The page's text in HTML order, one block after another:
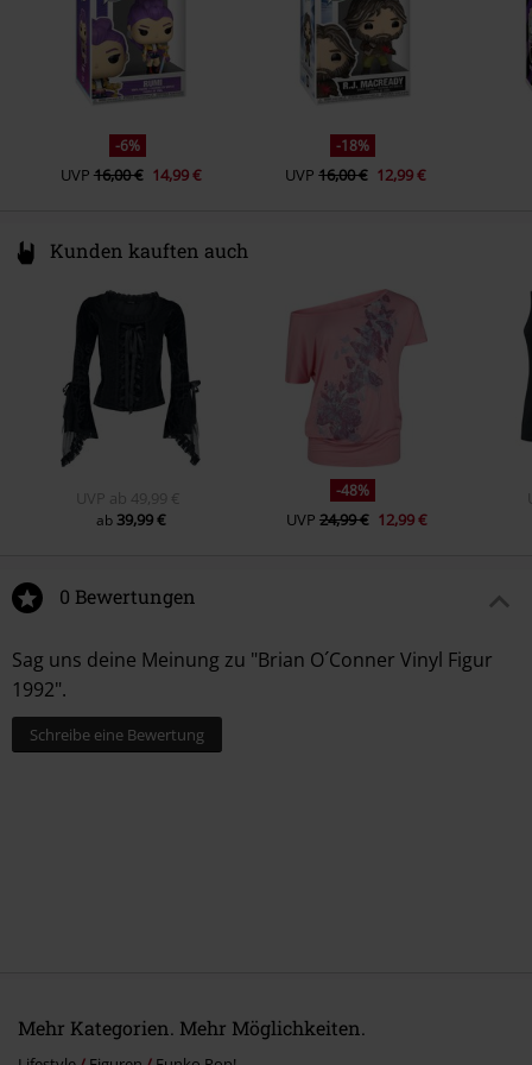
-6%
UVP 16,00 € 14,99 €
-18%
UVP 16,00 € 12,99 €
Kunden kauften auch
UVP ab 49,99 €
ab39,99 €
-48%
UVP 24,99 € 12,99 €
0 Bewertungen
Sag uns deine Meinung zu "Brian O´Conner Vinyl Figur
1992".
Schreibe eine Bewertung
Mehr Kategorien. Mehr Möglichkeiten.